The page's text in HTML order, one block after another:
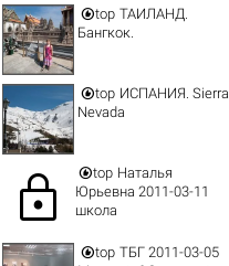
top ТАИЛАНД.
Бангкок.
top ИСПАНИЯ. Sierra
Nevada
lock top Наталья
Юрьевна 2011-03-11
школа
top ТБГ 2011-03-05